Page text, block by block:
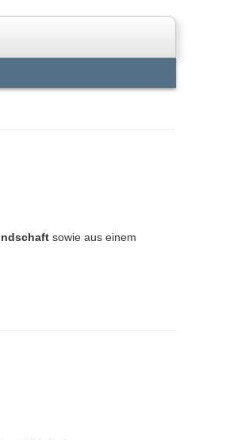
sowie aus einem